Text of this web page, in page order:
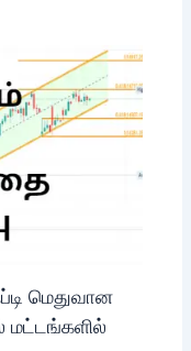
மெதுவான
மட்டங்களில்